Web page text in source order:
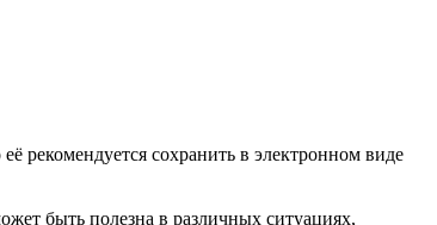
рекомендуется сохранить в электронном виде
быть полезна в различных ситуациях,